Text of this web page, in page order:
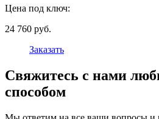
Цена под ключ:
24 760 руб.
Заказать
Свяжитесь с нами
способом